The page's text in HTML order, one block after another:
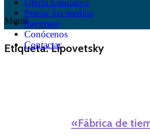
Pensar los medios
Recursos
Conócenos
Contactar
Menú
Etiqueta:Lipovetsky
«Fábrica de